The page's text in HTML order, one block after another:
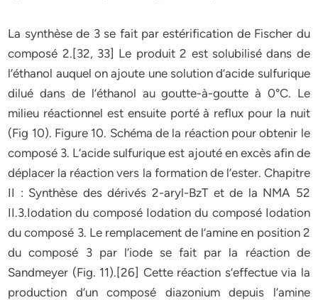
La synthèse de 3 se fait par estérification de Fischer du
composé 2.[32, 33] Le produit 2 est solubilisé dans de
l’éthanol auquel on ajoute une solution d’acide sulfurique
dilué dans de l’éthanol au goutte-à-goutte à 0°C. Le
milieu réactionnel est ensuite porté à reflux pour la nuit
(Fig 10). Figure 10. Schéma de la réaction pour obtenir le
composé 3. L’acide sulfurique est ajouté en excès afin de
déplacer la réaction vers la formation de l’ester. Chapitre
II : Synthèse des dérivés 2-aryl-BzT et de la NMA 52
II.3.Iodation du composé Iodation du composé Iodation
du composé 3. Le remplacement de l’amine en position 2
du composé 3 par l’iode se fait par la réaction de
Sandmeyer (Fig. 11).[26] Cette réaction s’effectue via la
production d’un composé diazonium depuis l’amine